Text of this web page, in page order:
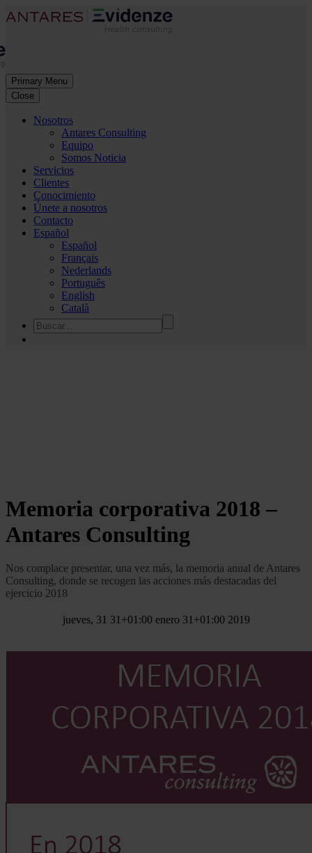
Primary Menu
Close
Nosotros
Antares Consulting
Equipo
Somos Noticia
Servicios
Clientes
Conocimiento
Únete a nosotros
Contacto
Español
Español
Français
Nederlands
Português
English
Català
Memoria corporativa 2018 –
Antares Consulting
Nos complace presentar, una vez más, la memoria anual de Antares
Consulting, donde se recogen las acciones más destacadas del
ejercicio 2018
jueves, 31 31+01:00 enero 31+01:00 2019